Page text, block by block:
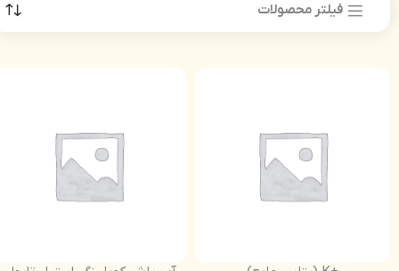
فیلتر محصولات